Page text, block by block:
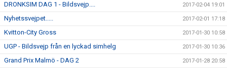
DRONKSIM DAG 1 - Bildsvejp.... 2017-02-04 19:01
Nyhetssvejpet..... 2017-02-01 17:18
Kvitton-City Gross 2017-01-30 10:58
UGP - Bildsvejp från en lyckad simhelg 2017-01-30 10:36
Grand Prix Malmö - DAG 2 2017-01-28 20:58